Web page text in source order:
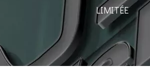
LIMITÉE